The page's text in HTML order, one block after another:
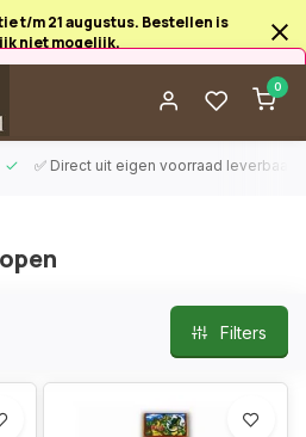
t/m 21 augustus. Bestellen is
niet mogelijk.
0
✅ Direct uit eigen voorraad leverbaar
Filters